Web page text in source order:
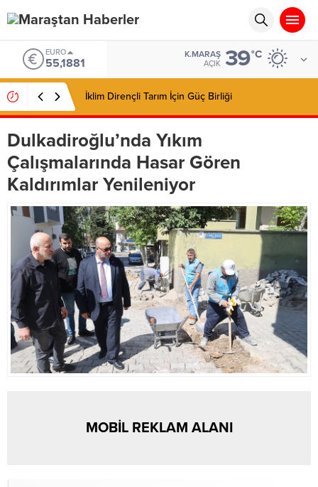
EURO
55,1881
K.MARAŞ
AÇIK 39°C
İklim Dirençli Tarım İçin Güç Birliği
Dulkadiroğlu’nda Yıkım
Çalışmalarında Hasar Gören
Kaldırımlar Yenileniyor
MOBİL REKLAM ALANI